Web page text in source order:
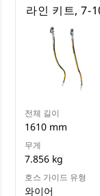
라인 키트, 7-
전체 길이
1610 mm
무게
7.856 kg
호스 가이드 유형
와이어